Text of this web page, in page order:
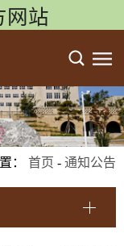
网站
： 首页 - 通知公告